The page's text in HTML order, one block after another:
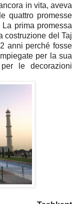
in vita, aveva
quattro promesse
prima promessa
costruzione del Taj
anni perché fosse
per la sua
le decorazioni